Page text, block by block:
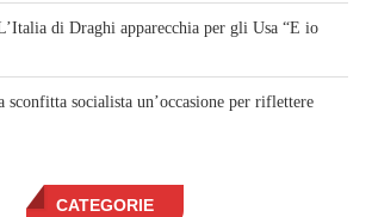
di Draghi apparecchia per gli Usa “E io
sconfitta socialista un’occasione per riflettere
CATEGORIE